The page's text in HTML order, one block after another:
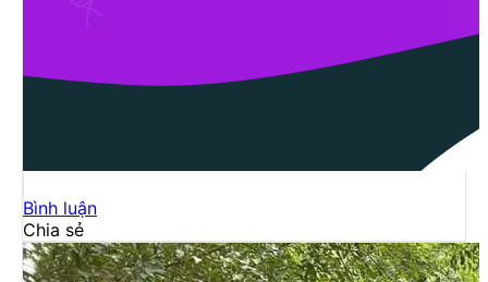
Bình luận
Chia sẻ